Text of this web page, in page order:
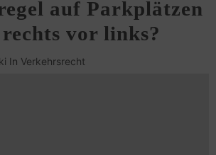
auf Parkplätzen
vor links?
In Verkehrsrecht